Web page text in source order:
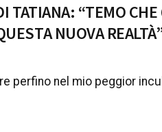
TATIANA: “TEMO
NUOVA
perfino nel mio peggior